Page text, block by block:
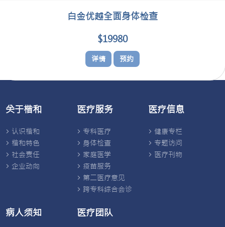
白金优越全面身体检查
$19980
详情 预约
关于楷和
认识楷和
楷和特色
社会责任
企业动向
医疗服务
专科医疗
身体检查
家庭医学
疫苗服务
第二医疗意见
跨专科综合会诊
医疗信息
健康专栏
专题访问
医疗刊物
病人须知 医疗团队